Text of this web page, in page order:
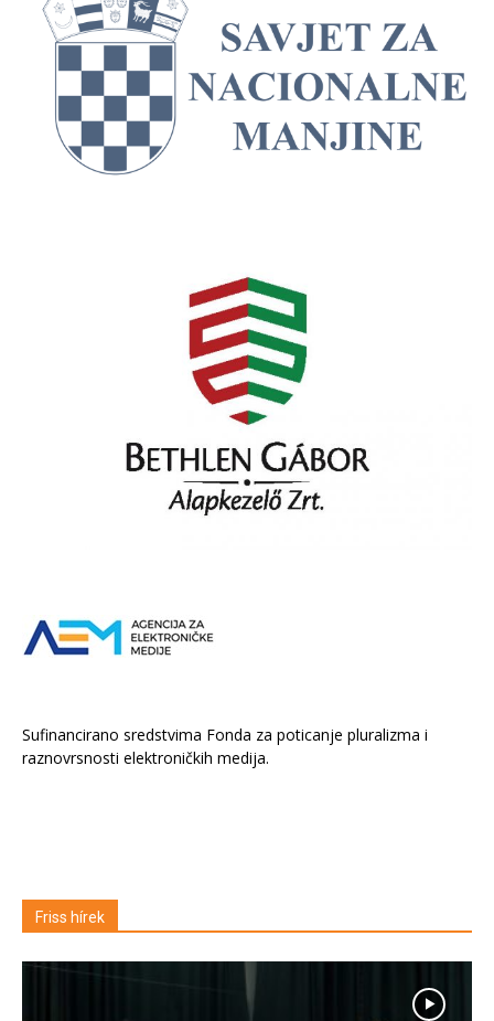
Sufinancirano sredstvima Fonda za poticanje pluralizma i
raznovrsnosti elektroničkih medija.
Friss hírek